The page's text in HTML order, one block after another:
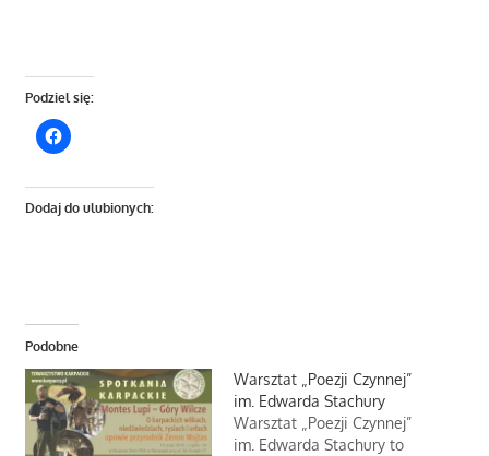
Podziel się:
Dodaj do ulubionych:
Podobne
Warsztat „Poezji Czynnej”
im. Edwarda Stachury
Warsztat „Poezji Czynnej”
im. Edwarda Stachury to